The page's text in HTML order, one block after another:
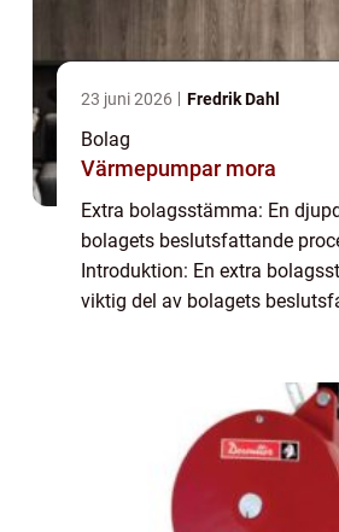
23 juni 2026 Fredrik Dahl
Bolag
Värmepumpar mora
Extra bolagsstämma: En
bolagets beslutsfattande
Introduktion: En extra
viktig del av bolagets